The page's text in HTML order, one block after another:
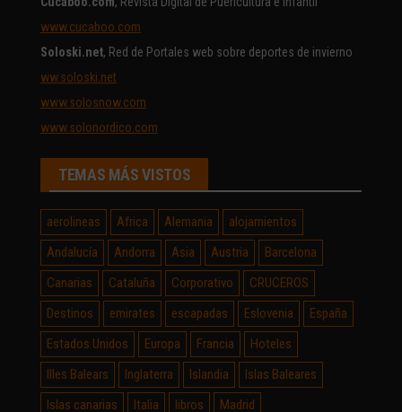
www.cucaboo.com
Soloski.net, Red de Portales web sobre deportes de invierno
ww.soloski.net
www.solosnow.com
www.solonordico.com
TEMAS MÁS VISTOS
aerolineas Africa Alemania
alojamientos
Andalucía
Andorra Asia Austria
Barcelona
Canarias
Cataluña Corporativo
CRUCEROS
Destinos
emirates escapadas Eslovenia
España
Estados Unidos
Europa Francia
Hoteles
Illes Balears
Inglaterra Islandia
Islas Baleares
Islas canarias
Italia libros
Madrid